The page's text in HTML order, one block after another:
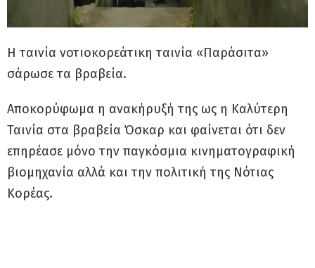
Η ταινία νοτιοκορεάτικη ταινία «Παράσιτα»
σάρωσε τα βραβεία.
Αποκορύφωμα η ανακήρυξή της ως η Καλύτερη
Ταινία στα βραβεία Όσκαρ και φαίνεται ότι δεν
επηρέασε μόνο την παγκόσμια κινηματογραφική
βιομηχανία αλλά και την πολιτική της Νότιας
Κορέας.